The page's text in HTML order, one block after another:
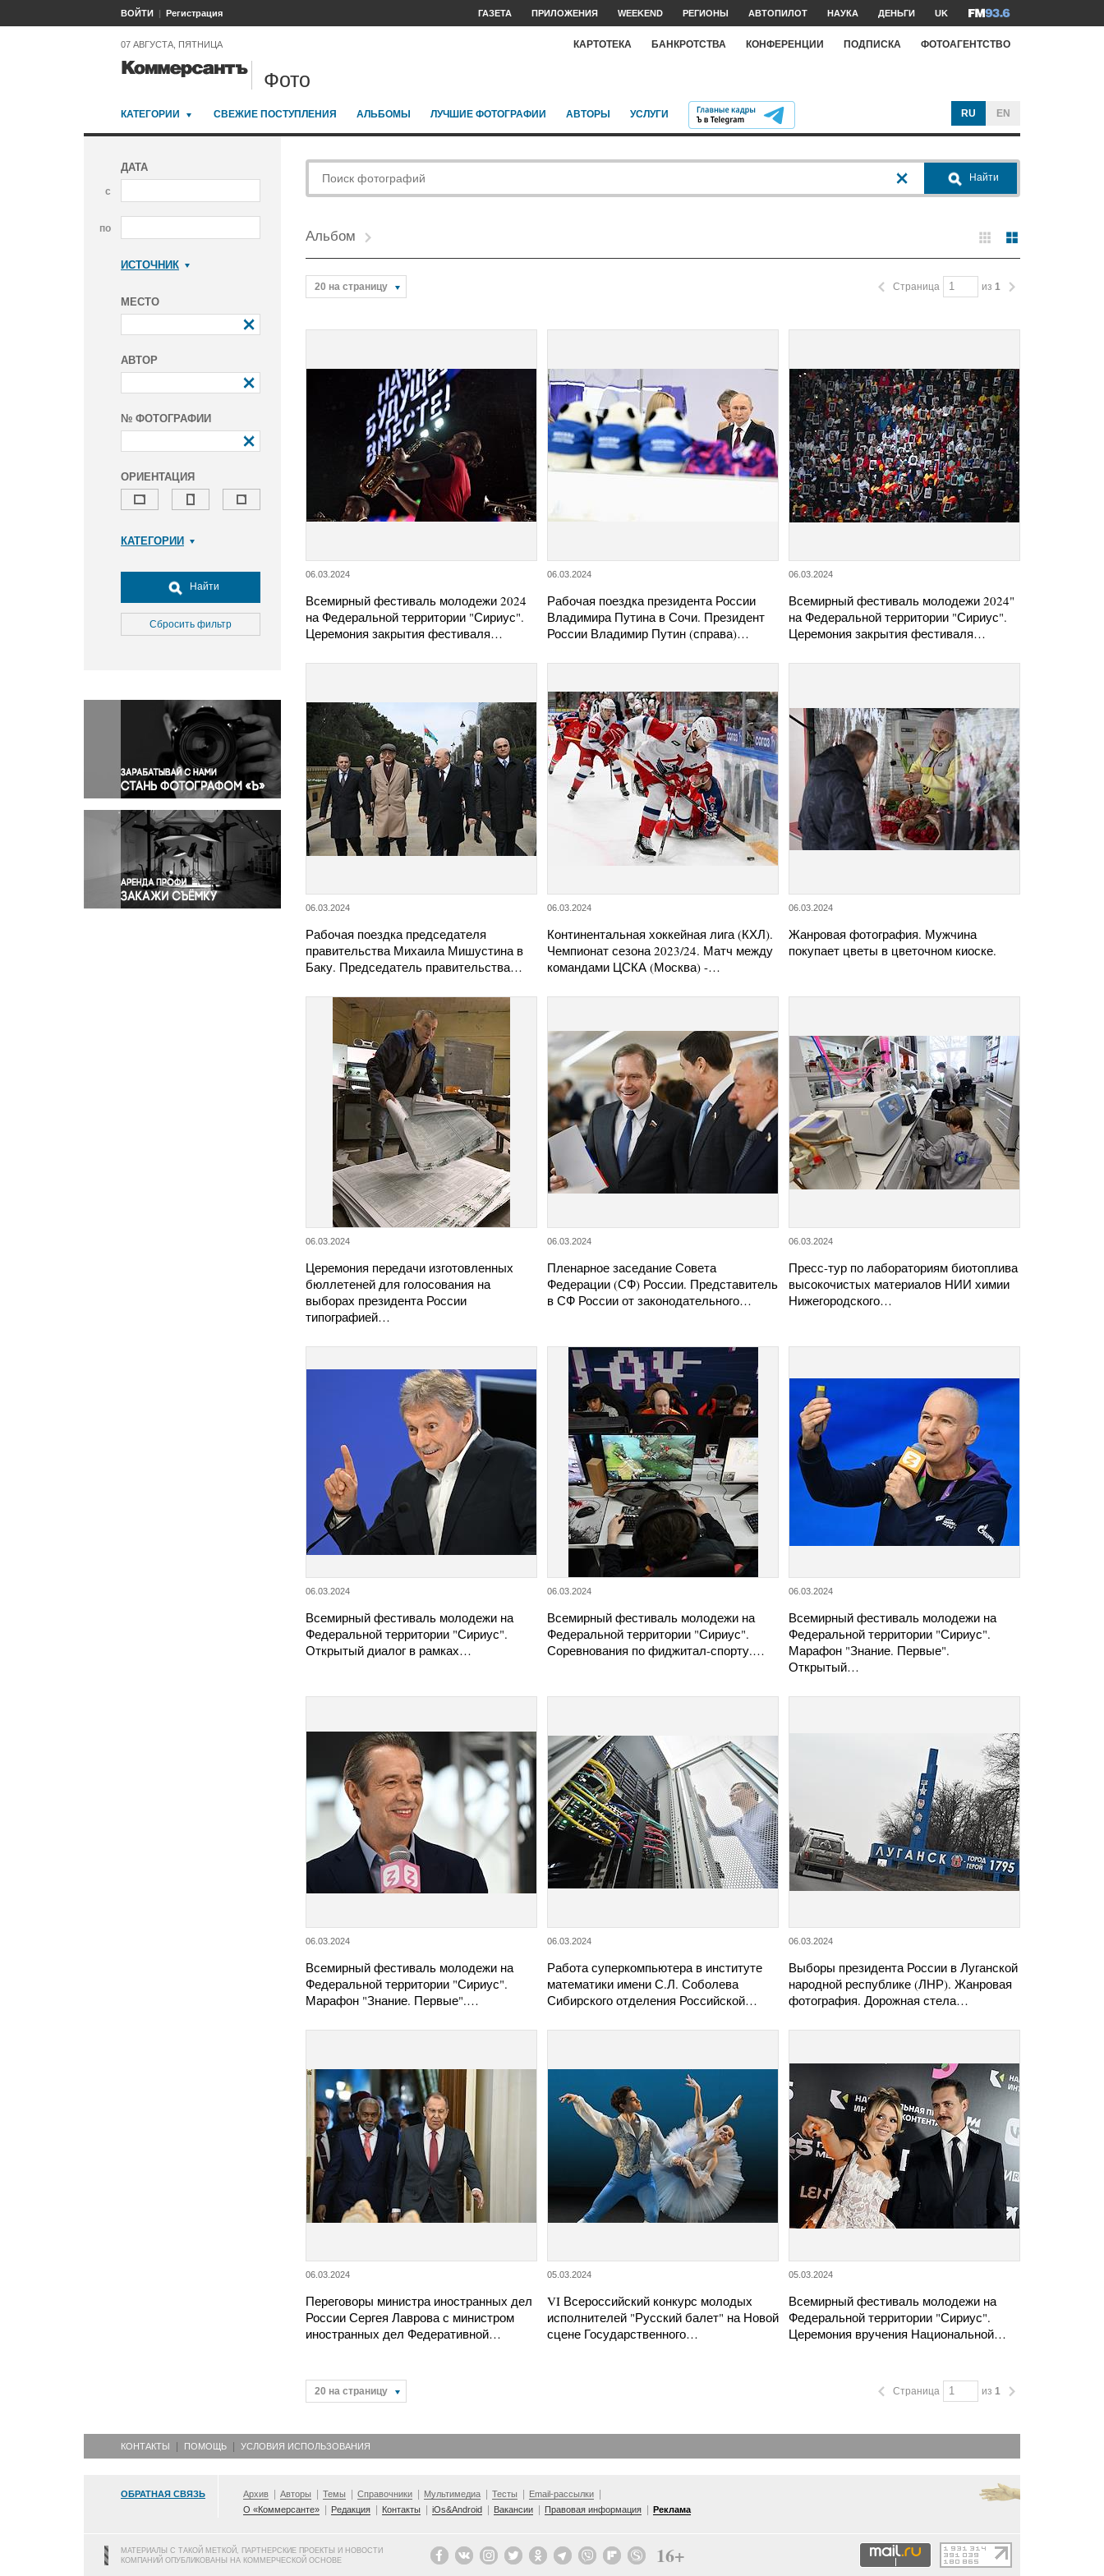
ВОЙТИ Регистрация ГАЗЕТА ПРИЛОЖЕНИЯ WEEKEND РЕГИОНЫ АВТОПИЛОТ НАУКА ДЕНЬГИ UK
07 АВГУСТА, ПЯТНИЦА КАРТОТЕКА БАНКРОТСТВА КОНФЕРЕНЦИИ ПОДПИСКА ФОТОАГЕНТСТВО
Фото
КАТЕГОРИИ СВЕЖИЕ ПОСТУПЛЕНИЯ АЛЬБОМЫ ЛУЧШИЕ ФОТОГРАФИИ АВТОРЫ УСЛУГИ RU EN
ДАТА
с
по
ИСТОЧНИК
МЕСТО
АВТОР
№ ФОТОГРАФИИ
ОРИЕНТАЦИЯ
КАТЕГОРИИ
Досуг, туризм и отдых
Культура
Медицина
Окружающая среда
Политика
Правосудие
Происшествия и конфликты
Религия
Светская жизнь
Спорт
Экология
Экономика и бизнес
Найти
Сбросить фильтр
Найти
Альбом
20 на страницу Страница из 1
06.03.2024
Всемирный фестиваль молодежи 2024
на Федеральной территории "Сириус".
Церемония закрытия фестиваля…
06.03.2024
Рабочая поездка президента России
Владимира Путина в Сочи. Президент
России Владимир Путин (справа)…
06.03.2024
Всемирный фестиваль молодежи 2024"
на Федеральной территории "Сириус".
Церемония закрытия фестиваля…
06.03.2024
Рабочая поездка председателя
правительства Михаила Мишустина в
Баку. Председатель правительства…
06.03.2024
Континентальная хоккейная лига (КХЛ).
Чемпионат сезона 2023/24. Матч между
командами ЦСКА (Москва) -…
06.03.2024
Жанровая фотография. Мужчина
покупает цветы в цветочном киоске.
06.03.2024
Церемония передачи изготовленных
бюллетеней для голосования на
выборах президента России
типографией…
06.03.2024
Пленарное заседание Совета
Федерации (СФ) России. Представитель
в СФ России от законодательного…
06.03.2024
Пресс-тур по лабораториям биотоплива
высокочистых материалов НИИ химии
Нижегородского…
06.03.2024
Всемирный фестиваль молодежи на
Федеральной территории "Сириус".
Открытый диалог в рамках…
06.03.2024
Всемирный фестиваль молодежи на
Федеральной территории "Сириус".
Соревнования по фиджитал-спорту.…
06.03.2024
Всемирный фестиваль молодежи на
Федеральной территории "Сириус".
Марафон "Знание. Первые".
Открытый…
06.03.2024
Всемирный фестиваль молодежи на
Федеральной территории "Сириус".
Марафон "Знание. Первые".…
06.03.2024
Работа суперкомпьютера в институте
математики имени С.Л. Соболева
Сибирского отделения Российской…
06.03.2024
Выборы президента России в Луганской
народной республике (ЛНР). Жанровая
фотография. Дорожная стела…
06.03.2024
Переговоры министра иностранных дел
России Сергея Лаврова с министром
иностранных дел Федеративной…
05.03.2024
VI Всероссийский конкурс молодых
исполнителей "Русский балет" на Новой
сцене Государственного…
05.03.2024
Всемирный фестиваль молодежи на
Федеральной территории "Сириус".
Церемония вручения Национальной…
20 на страницу Страница из 1
КОНТАКТЫ ПОМОЩЬ УСЛОВИЯ ИСПОЛЬЗОВАНИЯ
ОБРАТНАЯ СВЯЗЬ Архив Авторы Темы Справочники Мультимедиа Тесты
Email-рассылки
О «Коммерсанте»
Редакция Контакты iOs&Android Вакансии Правовая информация Реклама
МАТЕРИАЛЫ С ТАКОЙ МЕТКОЙ, ПАРТНЕРСКИЕ ПРОЕКТЫ И НОВОСТИ
КОМПАНИЙ ОПУБЛИКОВАНЫ НА КОММЕРЧЕСКОЙ ОСНОВЕ
16+